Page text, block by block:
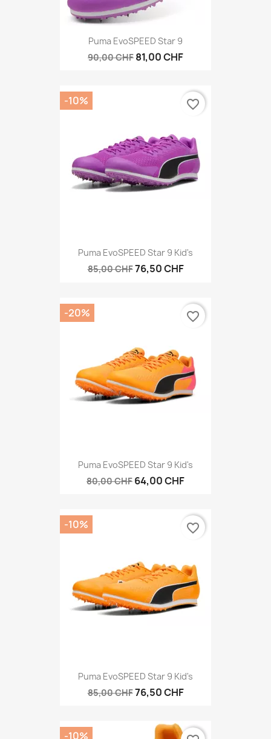
Puma EvoSPEED Star 9
90,00 CHF 81,00 CHF
Puma EvoSPEED Star 9 Kid's
85,00 CHF76,50 CHF
-10% favorite_border
Puma EvoSPEED Star 9 Kid's
80,00 CHF 64,00 CHF
-20% favorite_border
Puma EvoSPEED Star 9 Kid's
85,00 CHF76,50 CHF
-10% favorite_border
-10%